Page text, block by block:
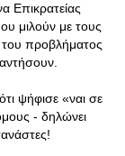
Επικρατείας
μιλούν με τους
του προβλήματος
ψήφισε «ναι σε
- δηλώνει